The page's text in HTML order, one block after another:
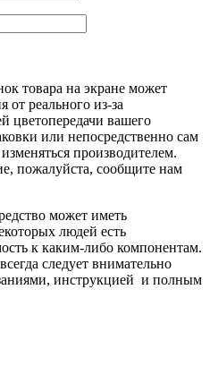
товара на экране может
от реального из-за
цветопередачи вашего
или непосредственно сам
производителем.
пожалуйста, сообщите нам
может иметь
людей есть
к каким-либо компонентам.
следует внимательно
инструкцией и полным